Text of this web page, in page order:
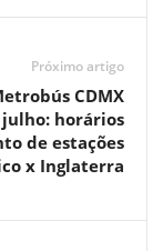
Próximo artigo
CDMX
horários
de estações
x Inglaterra